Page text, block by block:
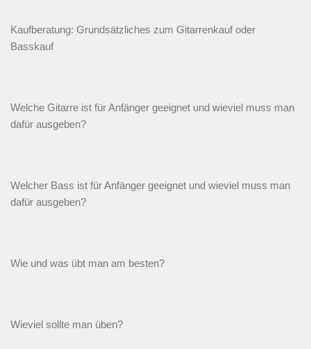
Kaufberatung: Grundsätzliches zum Gitarrenkauf oder
Basskauf
Welche Gitarre ist für Anfänger geeignet und wieviel muss man
dafür ausgeben?
Welcher Bass ist für Anfänger geeignet und wieviel muss man
dafür ausgeben?
Wie und was übt man am besten?
Wieviel sollte man üben?